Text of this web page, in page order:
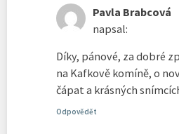
Pavla Brabcová
napsal:
Díky, pánové, za dobré
na Kafkově komíně, o
čápat a krásných
Odpovědět